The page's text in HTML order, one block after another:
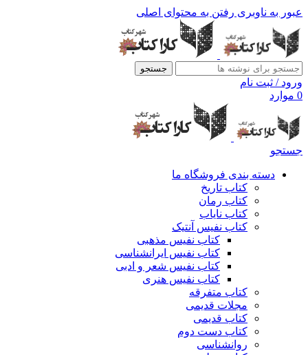
عبور به ناوبری رفتن به محتوای اصلی
جستجو
ورود / ثبت نام
0 موارد
جستجو
دسته بندی فروشگاه ما
کتاب تاریخ
کتاب رمان
کتاب نایاب
کتاب نفیس آنتیک
کتاب نفیس مذهبی
کتاب نفیس ایرانشناسی
کتاب نفیس شعر و ادبی
کتاب نفیس هنری
کتاب متفرقه
مجلات قدیمی
کتاب قدیمی
کتاب دست دوم
روانشناسی